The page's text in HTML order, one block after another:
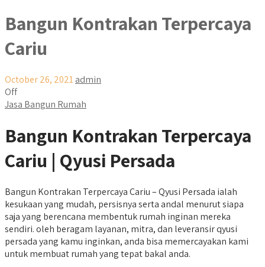
Bangun Kontrakan Terpercaya
Cariu
October 26, 2021admin
Off
Jasa Bangun Rumah
Bangun Kontrakan Terpercaya
Cariu | Qyusi Persada
Bangun Kontrakan Terpercaya Cariu – Qyusi Persada ialah
kesukaan yang mudah, persisnya serta andal menurut siapa
saja yang berencana membentuk rumah inginan mereka
sendiri. oleh beragam layanan, mitra, dan leveransir qyusi
persada yang kamu inginkan, anda bisa memercayakan kami
untuk membuat rumah yang tepat bakal anda.